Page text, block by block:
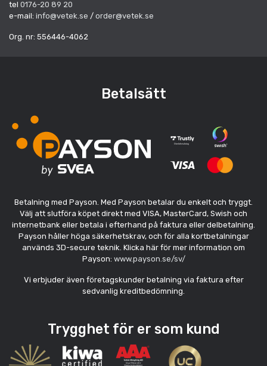
tel 0176-20 89 20
e-mail: info@vetek.se / order@vetek.se
Org. nr: 556446-4062
Betalsätt
Betalning med Payson. Med Payson betalar du enkelt och tryggt.
Välj att slutföra köpet direkt med VISA, MasterCard, Swish och
internetbank eller betala i efterhand på faktura eller delbetalning.
Payson håller höga säkerhetskrav, och för alla kortbetalningar
används 3D-secure teknik. Klicka här för mer information om
Payson: www.payson.se/sv/
Vi erbjuder även företagskunder betalning via faktura efter
sedvanlig kreditbedömning.
Trygghet för er som kund